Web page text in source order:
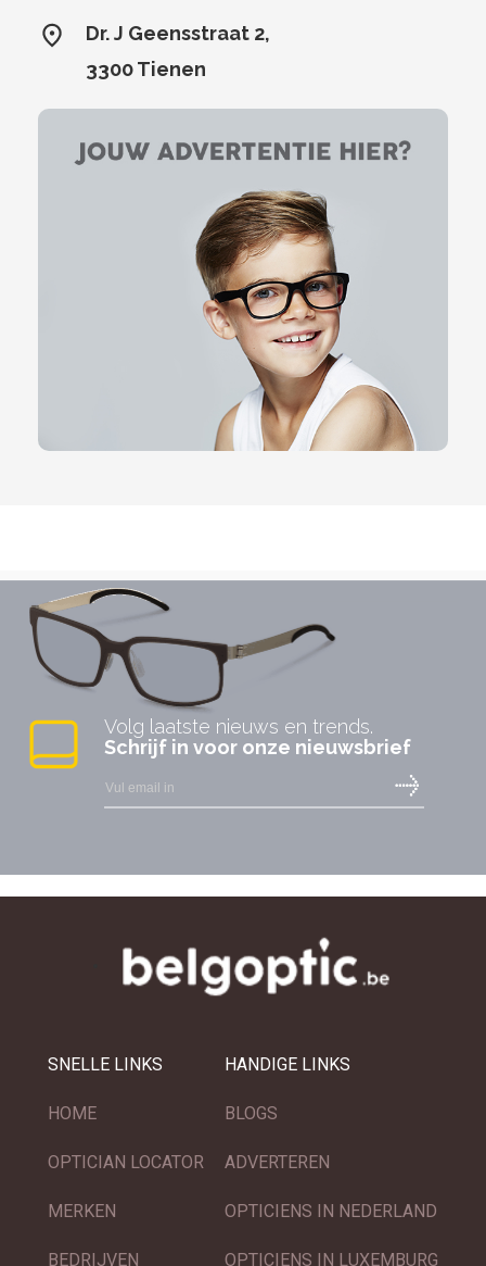
Dr. J Geensstraat 2,
3300 Tienen
Volg laatste nieuws en trends.
Schrijf in voor onze nieuwsbrief
SNELLE LINKS
HOME
OPTICIAN LOCATOR
MERKEN
BEDRIJVEN
HANDIGE LINKS
BLOGS
ADVERTEREN
OPTICIENS IN NEDERLAND
OPTICIENS IN LUXEMBURG